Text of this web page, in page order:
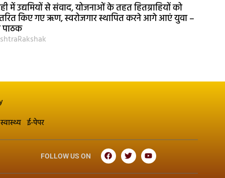
में उद्यमियों से संवाद, योजनाओं के तहत हितग्राहियों को
किए गए ऋण, स्वरोजगार स्थापित करने आगे आएं युवा –
पाठक
स्वास्थ्य ई-पेपर
FOLLOW US ON